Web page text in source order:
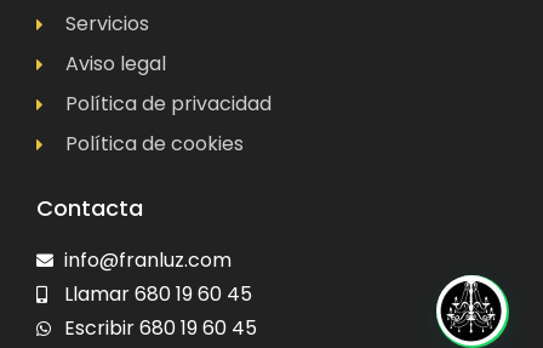
Servicios
Aviso legal
Política de privacidad
Política de cookies
Contacta
info@franluz.com
Llamar 680 19 60 45
Escribir 680 19 60 45